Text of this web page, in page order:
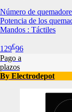
Número de
Potencia de los
Mandos : Táctiles
129€96
Pago a
plazos
By Electrodepot